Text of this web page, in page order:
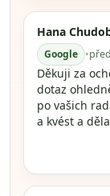
Hana
Google •
Děkuji za
dotaz
po vašich
a kvést a